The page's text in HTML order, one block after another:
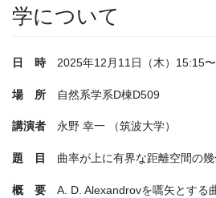
学について
日 時2025年12月11日（木）15:15
場 所 自然系学系D棟D509
講演者 永野 幸一 （筑波大学）
題 目 曲率が上に有界な距離空間の幾
概 要 A. D. Alexandrovを嚆矢とする